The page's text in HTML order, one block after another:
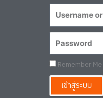
Remember Me
เข้าสู่ระบบ